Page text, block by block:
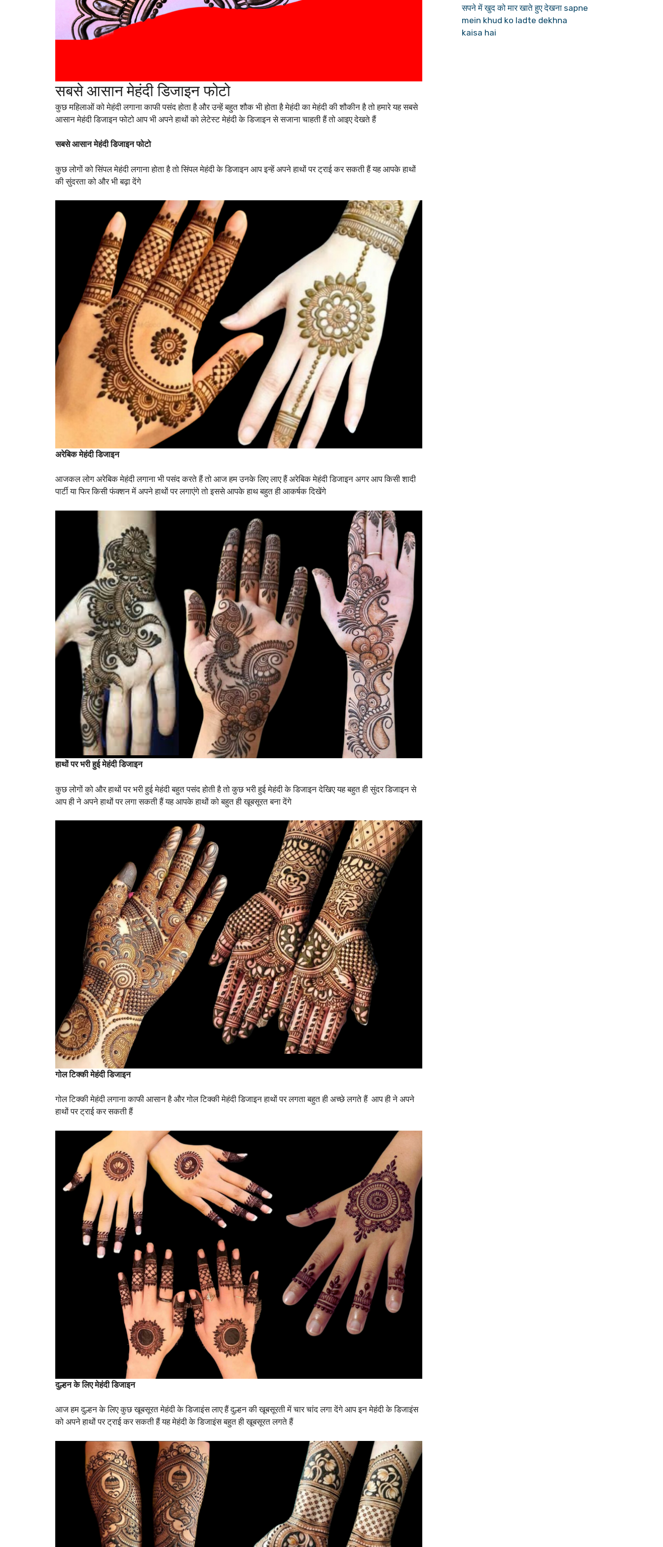
सबसे आसान मेहंदी डिजाइन फोटो
कुछ महिलाओं को मेहंदी लगाना काफी पसंद होता है और उन्हें बहुत शौक भी होता है मेहंदी का मेहंदी की शौकीन है तो हमारे यह सबसे
आसान मेहंदी डिजाइन फोटो आप भी अपने हाथों को लेटेस्ट मेहंदी के डिजाइन से सजाना चाहती हैं तो आइए देखते हैं
सबसे आसान मेहंदी डिजाइन फोटो
कुछ लोगों को सिंपल मेहंदी लगाना होता है तो सिंपल मेहंदी के डिजाइन आप इन्हें अपने हाथों पर ट्राई कर सकती हैं यह आपके हाथों
की सुंदरता को और भी बढ़ा देंगे
अरेबिक मेहंदी डिजाइन
आजकल लोग अरेबिक मेहंदी लगाना भी पसंद करते हैं तो आज हम उनके लिए लाए हैं अरेबिक मेहंदी डिजाइन अगर आप किसी शादी
पार्टी या फिर किसी फंक्शन में अपने हाथों पर लगाएंगे तो इससे आपके हाथ बहुत ही आकर्षक दिखेंगे
हाथों पर भरी हुई मेहंदी डिजाइन
कुछ लोगों को और हाथों पर भरी हुई मेहंदी बहुत पसंद होती है तो कुछ भरी हुई मेहंदी के डिजाइन देखिए यह बहुत ही सुंदर डिजाइन से
आप ही ने अपने हाथों पर लगा सकती हैं यह आपके हाथों को बहुत ही खूबसूरत बना देंगे
गोल टिक्की मेहंदी डिजाइन
गोल टिक्की मेहंदी लगाना काफी आसान है और गोल टिक्की मेहंदी डिजाइन हाथों पर लगता बहुत ही अच्छे लगते हैं आप ही ने अपने
हाथों पर ट्राई कर सकती हैं
दुल्हन के लिए मेहंदी डिजाइन
आज हम दुल्हन के लिए कुछ खूबसूरत मेहंदी के डिजाइंस लाए हैं दुल्हन की खूबसूरती में चार चांद लगा देंगे आप इन मेहंदी के डिजाइंस
को अपने हाथों पर ट्राई कर सकती हैं यह मेहंदी के डिजाइंस बहुत ही खूबसूरत लगते हैं
सपने में खुद को मार खाते हुए देखना sapne
mein khud ko ladte dekhna
kaisa hai